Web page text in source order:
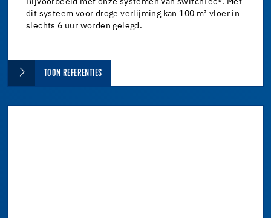
Bijvoorbeeld met onze systemen van switchTec®. Met
dit systeem voor droge verlijming kan 100 m² vloer in
slechts 6 uur worden gelegd.
TOON REFERENTIES